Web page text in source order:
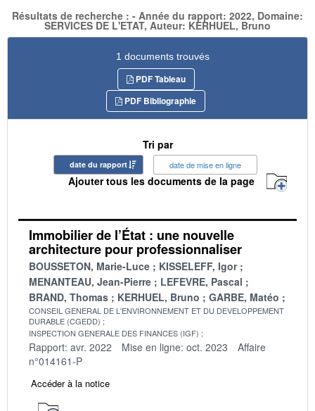
Résultats de recherche : - Année du rapport: 2022, Domaine:
SERVICES DE L'ETAT, Auteur: KERHUEL, Bruno
1 documents trouvés
PDF Tableau
PDF Bibliographie
Tri par
date du rapport date de mise en ligne
Ajouter tous les documents de la page
Immobilier de l’État : une nouvelle
architecture pour professionnaliser
BOUSSETON, Marie-Luce
KISSELEFF, Igor
MENANTEAU, Jean-Pierre
LEFEVRE, Pascal
BRAND, Thomas
KERHUEL, Bruno GARBE, Matéo
CONSEIL GENERAL DE L'ENVIRONNEMENT ET DU DEVELOPPEMENT
DURABLE (CGEDD)
INSPECTION GENERALE DES FINANCES (IGF)
Rapport: avr. 2022 Mise en ligne: oct. 2023
Affaire
n°014161-P
Accéder à la notice